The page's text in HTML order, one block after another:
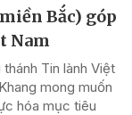
Bắc) góp
Nam
Tin lành Việt
mong muốn
hóa mục tiêu